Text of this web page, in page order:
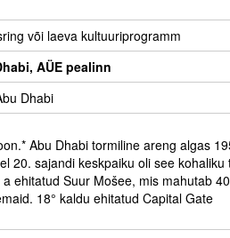
või laeva kultuuriprogramm
AÜE pealinn
Dhabi
Abu Dhabi tormiline areng algas
20. sajandi keskpaiku oli see
ehitatud Suur Mošee, mis mahutab
18° kaldu ehitatud Capital Gate